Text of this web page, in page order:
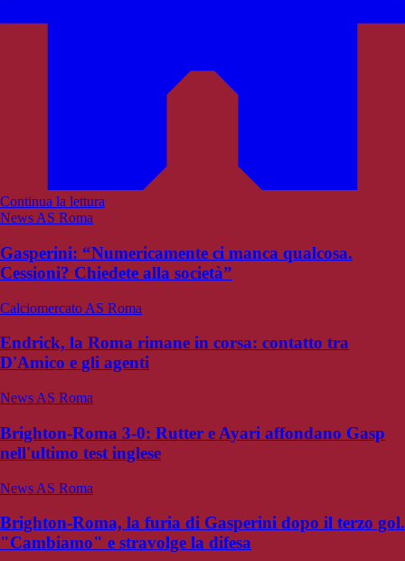
Continua la lettura
News AS Roma
Gasperini: “Numericamente ci manca qualcosa.
Cessioni? Chiedete alla società”
Calciomercato AS Roma
Endrick, la Roma rimane in corsa: contatto tra
D'Amico e gli agenti
News AS Roma
Brighton-Roma 3-0: Rutter e Ayari affondano Gasp
nell'ultimo test inglese
News AS Roma
Brighton-Roma, la furia di Gasperini dopo il terzo gol.
"Cambiamo" e stravolge la difesa